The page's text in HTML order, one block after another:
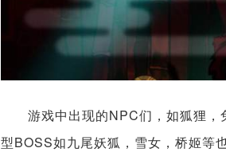
游戏中出现的NPC们，如狐狸，
型BOSS如九尾妖狐，雪女，桥姬等